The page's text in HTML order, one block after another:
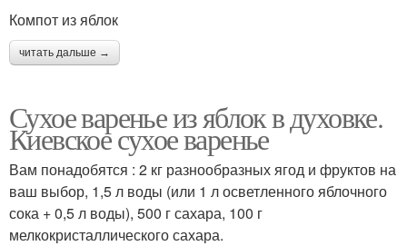
Компот из яблок
читать дальше →
Сухое варенье из яблок в духовке.
Киевское сухое варенье
Вам понадобятся : 2 кг разнообразных ягод и фруктов на
ваш выбор, 1,5 л воды (или 1 л осветленного яблочного
сока + 0,5 л воды), 500 г сахара, 100 г
мелкокристаллического сахара.